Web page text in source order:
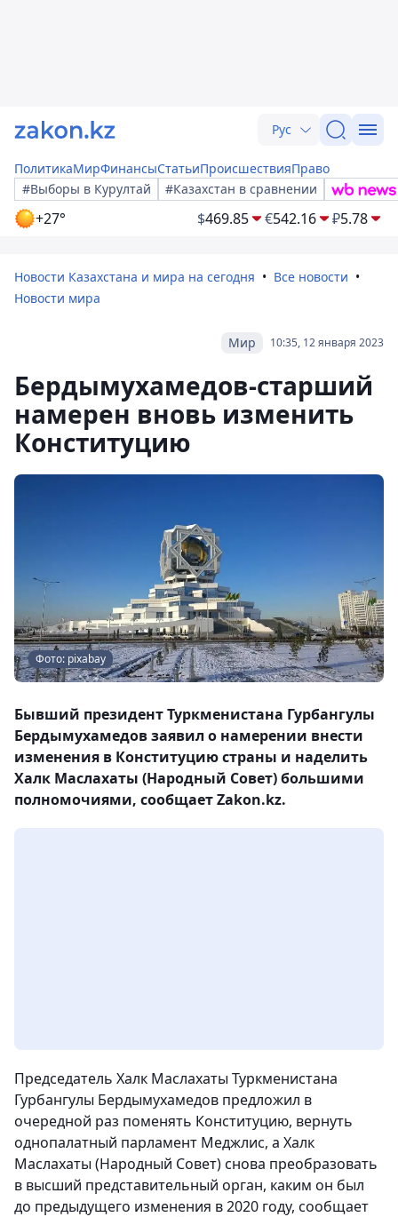
Рус
ПолитикаМирФинансыСтатьиПроисшествияПраво
#Выборы в Курултай
#Казахстан в сравнении
+27° $469.85 €542.16 ₽5.78
Новости Казахстана и мира на сегодня
Все новости
Новости мира
10:35, 12 января 2023
Мир
Бердымухамедов-старший
намерен вновь изменить
Конституцию
Фото: pixabay
Бывший президент Туркменистана Гурбангулы
Бердымухамедов заявил о намерении внести
изменения в Конституцию страны и наделить
Халк Маслахаты (Народный Совет) большими
полномочиями, сообщает Zakon.kz.
Председатель Халк Маслахаты Туркменистана
Гурбангулы Бердымухамедов предложил в
очередной раз поменять Конституцию, вернуть
однопалатный парламент Меджлис, а Халк
Маслахаты (Народный Совет) снова преобразовать
в высший представительный орган, каким он был
до предыдущего изменения в 2020 году, сообщает